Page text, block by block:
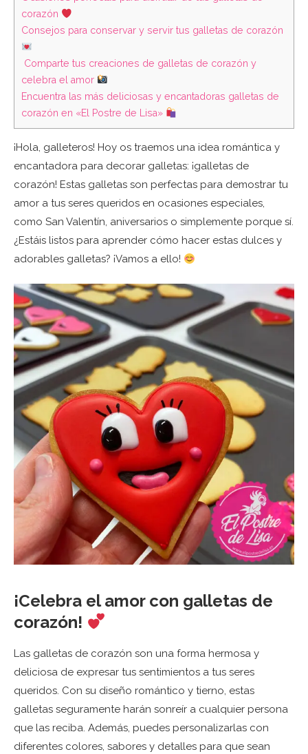
corazón
Consejos para conservar y servir tus galletas de corazón
Comparte tus creaciones de galletas de corazón y
celebra el amor
Encuentra las más deliciosas y encantadoras galletas de
corazón en «El Postre de Lisa»
¡Hola, galleteros! Hoy os traemos una idea romántica y
encantadora para decorar galletas: ¡galletas de
corazón! Estas galletas son perfectas para demostrar tu
amor a tus seres queridos en ocasiones especiales,
como San Valentín, aniversarios o simplemente porque sí.
¿Estáis listos para aprender cómo hacer estas dulces y
adorables galletas? ¡Vamos a ello!
¡Celebra el amor con galletas de
corazón!
Las galletas de corazón son una forma hermosa y
deliciosa de expresar tus sentimientos a tus seres
queridos. Con su diseño romántico y tierno, estas
galletas seguramente harán sonreír a cualquier persona
que las reciba. Además, puedes personalizarlas con
diferentes colores, sabores y detalles para que sean